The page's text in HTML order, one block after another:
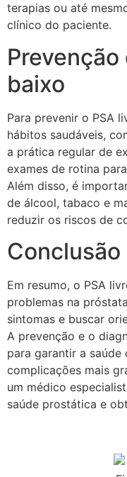
terapias ou até
clínico do paciente.
Prevenção
baixo
Para prevenir o PSA
hábitos saudáveis,
a prática regular de
exames de rotina
Além disso, é
de álcool, tabaco e
reduzir os riscos de
Conclusão
Em resumo, o PSA
problemas na
sintomas e buscar
A prevenção e o
para garantir a
complicações mais
um médico
saúde prostática e